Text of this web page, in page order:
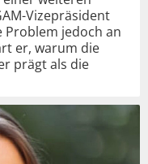
Vizepräsident
Problem jedoch an
er, warum die
prägt als die